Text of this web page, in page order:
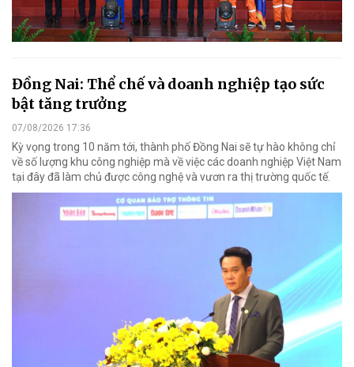
Đồng Nai: Thể chế và doanh nghiệp tạo sức
bật tăng trưởng
07/08/2026 17:36
Kỳ vọng trong 10 năm tới, thành phố Đồng Nai sẽ tự hào không chỉ
về số lượng khu công nghiệp mà về việc các doanh nghiệp Việt Nam
tại đây đã làm chủ được công nghệ và vươn ra thị trường quốc tế.